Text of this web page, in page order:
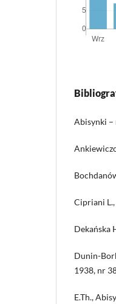
Abisynki –
Cipriani
Dekańska
Dunin-
1938, nr
E.Th.,